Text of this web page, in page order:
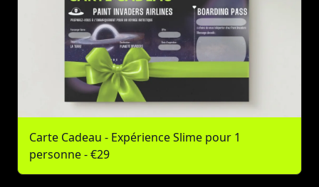
Carte Cadeau - Expérience Slime pour 1
personne - €29